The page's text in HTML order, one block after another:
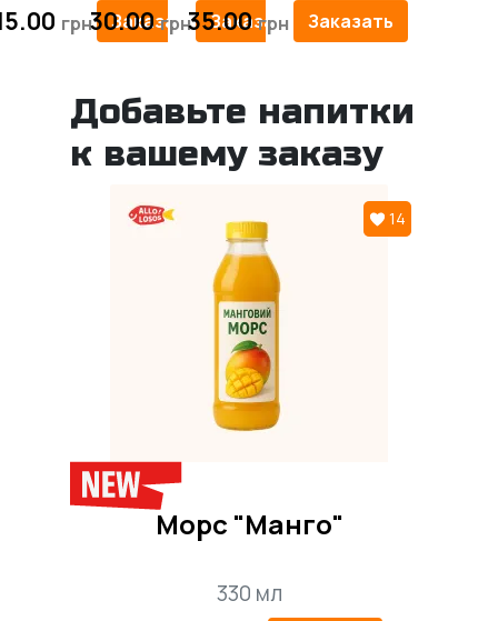
Заказать
30.00 Заказать
35.00 Заказать
Добавьте напитки
к вашему заказу
14
Морс "Манго"
330 мл